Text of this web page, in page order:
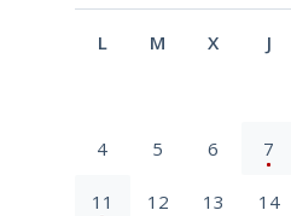
L M X J
4 5 6 7
11 12 13 14